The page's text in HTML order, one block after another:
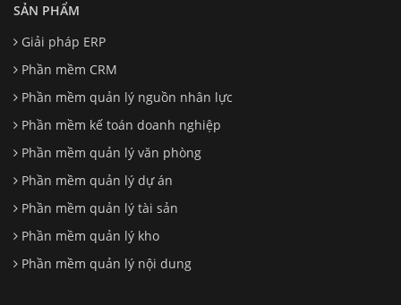
SẢN PHẨM
Giải pháp ERP
Phần mềm CRM
Phần mềm quản lý nguồn nhân lực
Phần mềm kế toán doanh nghiệp
Phần mềm quản lý văn phòng
Phần mềm quản lý dự án
Phần mềm quản lý tài sản
Phần mềm quản lý kho
Phần mềm quản lý nội dung